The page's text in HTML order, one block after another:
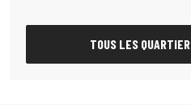
TOUS LES